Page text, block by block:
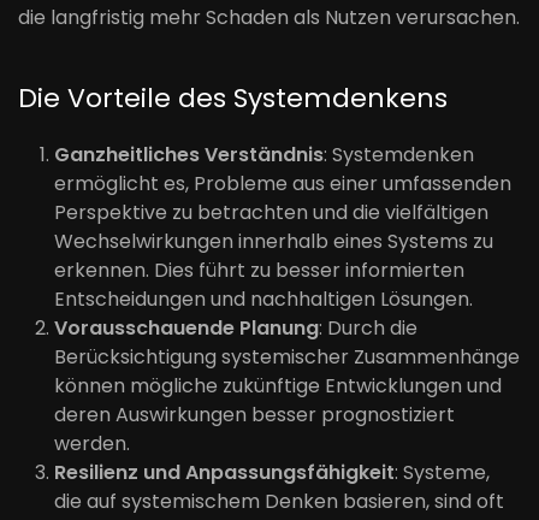
die langfristig mehr Schaden als Nutzen verursachen.
Die Vorteile des Systemdenkens
Ganzheitliches Verständnis: Systemdenken
ermöglicht es, Probleme aus einer umfassenden
Perspektive zu betrachten und die vielfältigen
Wechselwirkungen innerhalb eines Systems zu
erkennen. Dies führt zu besser informierten
Entscheidungen und nachhaltigen Lösungen.
Vorausschauende Planung: Durch die
Berücksichtigung systemischer Zusammenhänge
können mögliche zukünftige Entwicklungen und
deren Auswirkungen besser prognostiziert
werden.
Resilienz und Anpassungsfähigkeit: Systeme,
die auf systemischem Denken basieren, sind oft